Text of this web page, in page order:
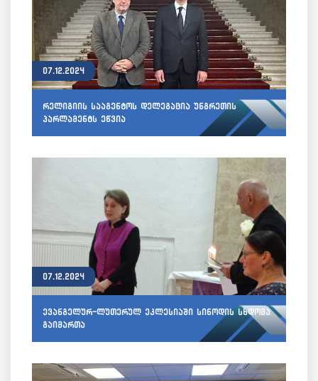
07.12.2024
რელიგიის სააგენტოს დელეგაცია უნგრეთის
პარლამენტს ეწვია
07.12.2024
ევანგელურ-ლუთერულ ეკლესიაში სინოდის სხდომა
გაიმართა